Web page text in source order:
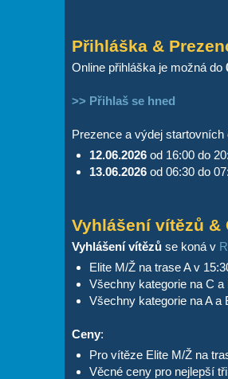
Přihláška &
Online přihláška je možná do
>> Přihlaš se hned
Prezence a výdej
12.06.2026od 16:00 do
13.06.2026od 06:30 do
Vyhlášení vítězů &
Vyhlášení vítězůse koná v
Elite M/Ž na trase A v
Všechny kategorie na C a
Všechny kategorie na A a
Ceny:
Pro vítěze Elite M/Ž na
Věcné ceny pro nejlepší